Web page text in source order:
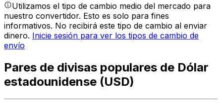
Utilizamos el tipo de cambio medio del mercado para
nuestro convertidor. Esto es solo para fines
informativos. No recibirá este tipo de cambio al enviar
dinero. Inicie sesión para ver los tipos de cambio de
envío
Pares de divisas populares de Dólar
estadounidense (USD)